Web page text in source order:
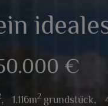
€
, 1.116m2 grundstück,